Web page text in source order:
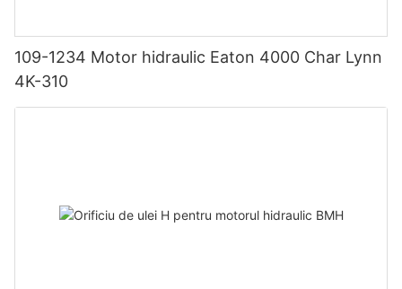
109-1234 Motor hidraulic Eaton 4000 Char Lynn
4K-310